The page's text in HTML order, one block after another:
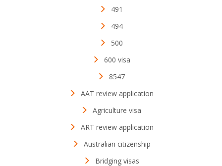
491
494
500
600 visa
8547
AAT review application
Agriculture visa
ART review application
Australian citizenship
Bridging visas